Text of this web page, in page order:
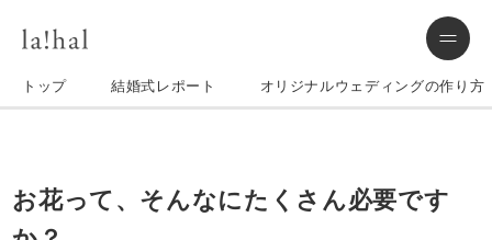
トップ 結婚式レポート オリジナルウェディングの作り方
お花って、そんなにたくさん必要です